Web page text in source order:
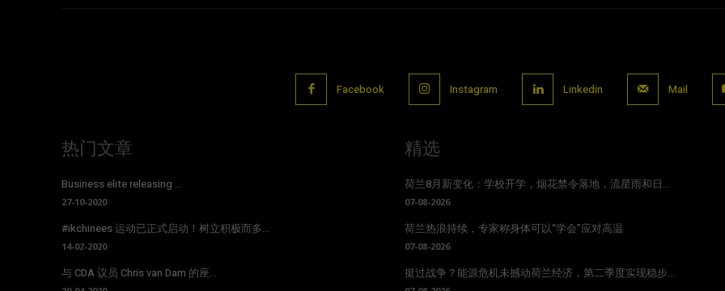
Facebook Instagram Linkedin Mail
热门文章
Business elite releasing ...
27-10-2020
#ikchinees 运动已正式启动！树立积极而多...
14-02-2020
与 CDA 议员 Chris van Dam 的座...
精选
荷兰8月新变化：学校开学，烟花禁令落地，流星雨和日...
07-08-2026
荷兰热浪持续，专家称身体可以“学会”应对高温
07-08-2026
挺过战争？能源危机未撼动荷兰经济，第二季度实现稳步...